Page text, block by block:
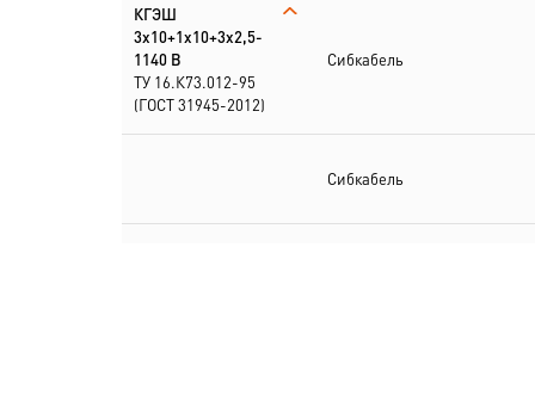
КГЭШ
3х10+1х10+3х2,5-
1140 В
ТУ 16.К73.012-95
(ГОСТ 31945-2012)
Сибкабель
Сибкабель